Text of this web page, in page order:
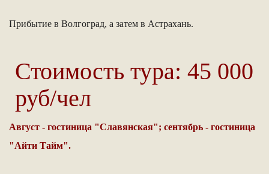
Прибытие в Волгоград, а затем в Астрахань.
Стоимость тура: 45 000
руб/чел
Август - гостиница "Славянская"; сентябрь - гостиница
"Айти Тайм".